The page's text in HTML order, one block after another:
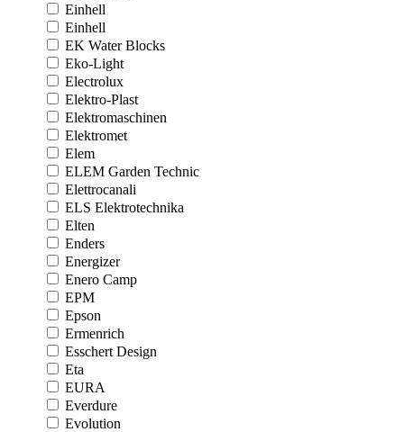
Einhell
Einhell
EK Water Blocks
Eko-Light
Electrolux
Elektro-Plast
Elektromaschinen
Elektromet
Elem
ELEM Garden Technic
Elettrocanali
ELS Elektrotechnika
Elten
Enders
Energizer
Enero Camp
EPM
Epson
Ermenrich
Esschert Design
Eta
EURA
Everdure
Evolution